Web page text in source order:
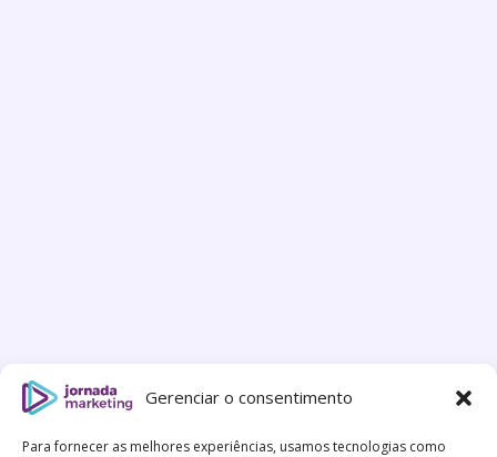
Gerenciar o consentimento
Para fornecer as melhores experiências, usamos tecnologias como